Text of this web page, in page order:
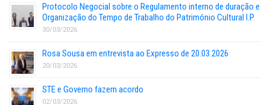
Protocolo Negocial sobre o Regulamento interno de duração e
Organização do Tempo de Trabalho do Património Cultural I.P.
30/03/2026
Rosa Sousa em entrevista ao Expresso de 20.03.2026
20/03/2026
STE e Governo fazem acordo
02/03/2026